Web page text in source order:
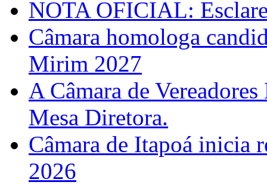
NOTA OFICIAL:
Câmara homologa
Mirim 2027
A Câmara de
Mesa Diretora.
Câmara de Itapoá inicia
2026